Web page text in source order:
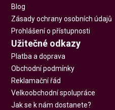
Blog
Zásady ochrany osobních údajů
Prohlášení o přístupnosti
Užitečné odkazy
Platba a doprava
Obchodní podmínky
Reklamační řád
Velkoobchodní spolupráce
Jak se k nám dostanete?